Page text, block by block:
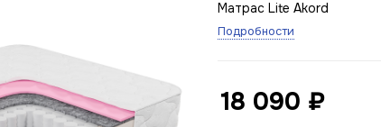
Матрас Lite Akord
Подробности
18 090 ₽